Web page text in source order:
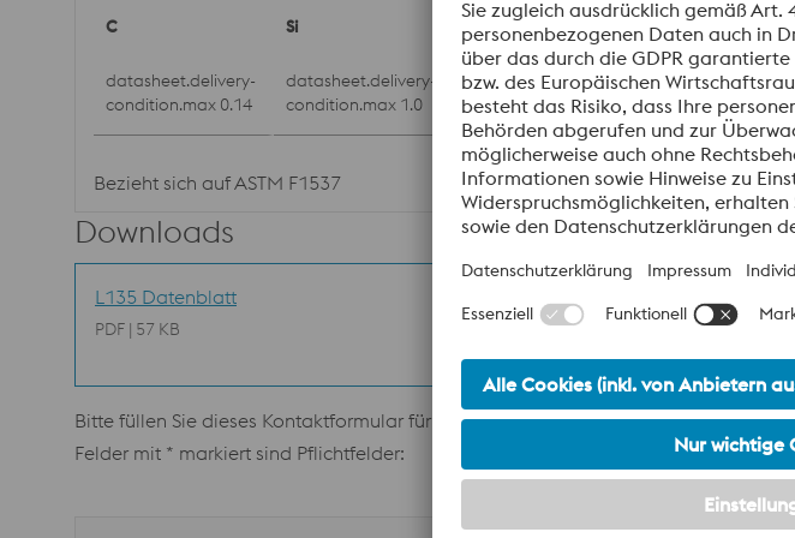
C Si Mn Cr
datasheet.delivery-
condition.max 0.14
datasheet.delivery-
condition.max 1.0
datasheet.delivery-
condition.max 1.0
26.0
datasheet.delivery-
condition.to 30.0
Bezieht sich auf ASTM F1537
Downloads
L135 Datenblatt
PDF | 57 KB
Bitte füllen Sie dieses Kontaktformular für weitere Informationen aus.
Felder mit * markiert sind Pflichtfelder: